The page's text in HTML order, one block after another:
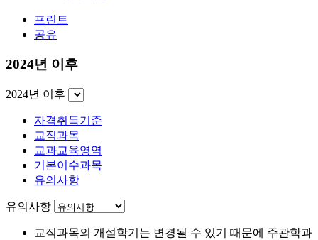
프린트
공유
2024년 이후
2024년 이후
자격취득기준
교직과목
교과교육영역
기본이수과목
유의사항
유의사항
교직과목의 개설학기는 변경될 수 있기 때문에 주관학과